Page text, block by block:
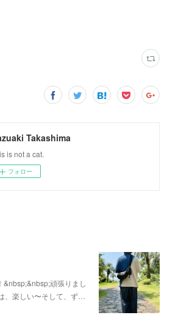
Takashima
is not a cat.
フォロー
頑張りまし
、楽しい〜そして、ず…